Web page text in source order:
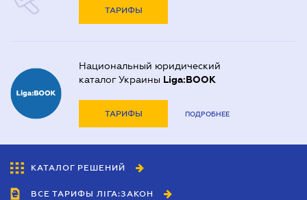
ТАРИФЫ
Национальный юридический
каталог Украины Liga:BOOK
ТАРИФЫ ПОДРОБНЕЕ
КАТАЛОГ РЕШЕНИЙ
ВСЕ ТАРИФЫ ЛІГА:ЗАКОН